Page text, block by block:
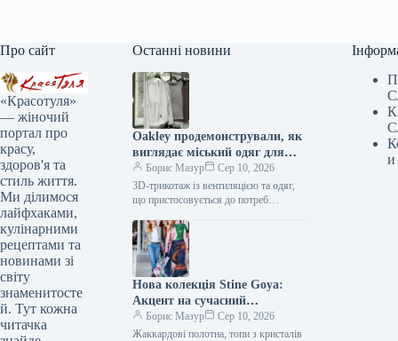
Про сайт
«Красотуля»
— жіночий
портал про
красу,
здоров'я та
стиль життя.
Ми ділимося
лайфхаками,
кулінарними
рецептами та
новинами зі
світу
знаменитосте
й. Тут кожна
читачка
Останні новини
Oakley продемонстрували, як
виглядає міський одяг для
змінної погоди
Борис Мазур
Сер 10, 2026
3D-трикотаж із вентиляцією та одяг,
що пристосовується до потреб
інноваційним підходом до створення
одягу для активного…
Нова колекція Stine Goya:
Акцент на сучасний
максималізм
Борис Мазур
Сер 10, 2026
Жаккардові полотна, топи з кристалів
и